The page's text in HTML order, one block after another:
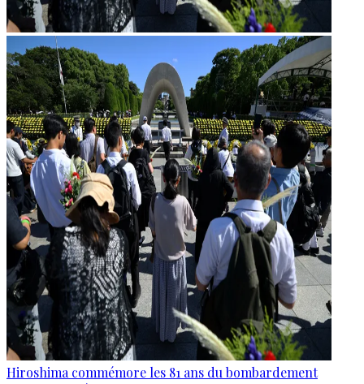
Hiroshima commémore les 81 ans du bombardement